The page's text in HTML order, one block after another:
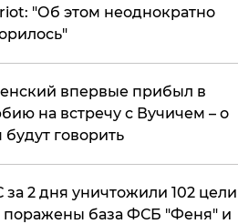
"Об этом неоднократно
впервые прибыл в
на встречу с Вучичем – о
будут говорить
за 2 дня уничтожили 102 цели
база ФСБ "Феня" и